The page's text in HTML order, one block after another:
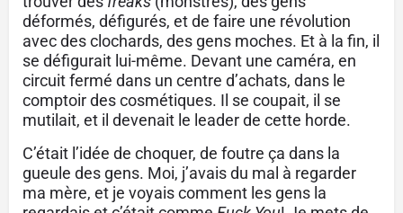
déformés, défigurés, et de faire une révolution
avec des clochards, des gens moches. Et à la fin, il
se défigurait lui-même. Devant une caméra, en
circuit fermé dans un centre d’achats, dans le
comptoir des cosmétiques. Il se coupait, il se
mutilait, et il devenait le leader de cette horde.
C’était l’idée de choquer, de foutre ça dans la
gueule des gens. Moi, j’avais du mal à regarder
ma mère, et je voyais comment les gens la